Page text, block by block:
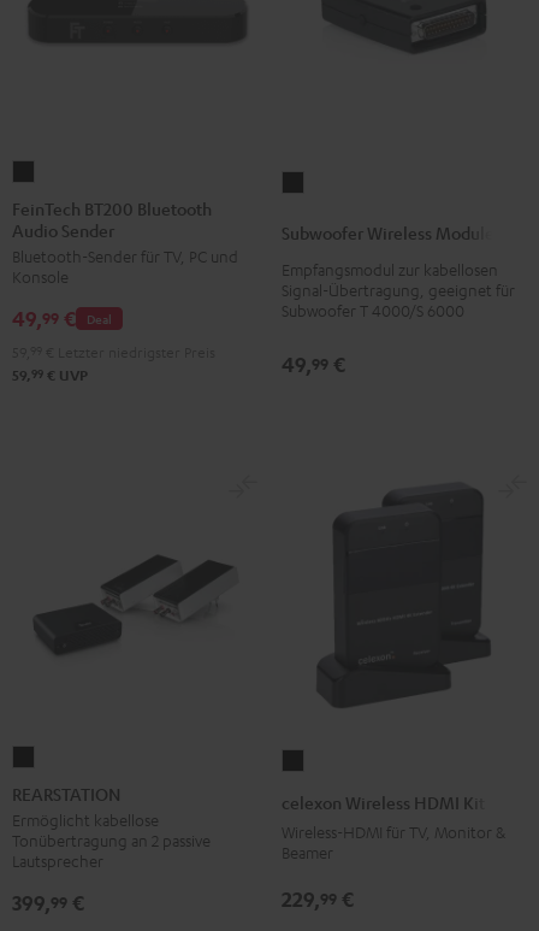
BT200
Bluetooth
Audio
Sender
Schwarz
FeinTech BT200 Bluetooth
Audio Sender
Bluetooth-Sender für TV, PC und
Konsole
Deal
49,99 €
59, 99 € UVP
Module
Schwarz
Version
Subwoofer Wireless Module
Empfangsmodul zur kabellosen
Signal-Übertragung, geeignet für
Subwoofer T 4000/S 6000
49,99 €
Schwarz
REARSTATION
Ermöglicht kabellose
Tonübertragung an 2 passive
Lautsprecher
399,99 €
Kit
celexon Wireless HDMI Kit
Wireless-HDMI für TV, Monitor &
Beamer
229,99 €